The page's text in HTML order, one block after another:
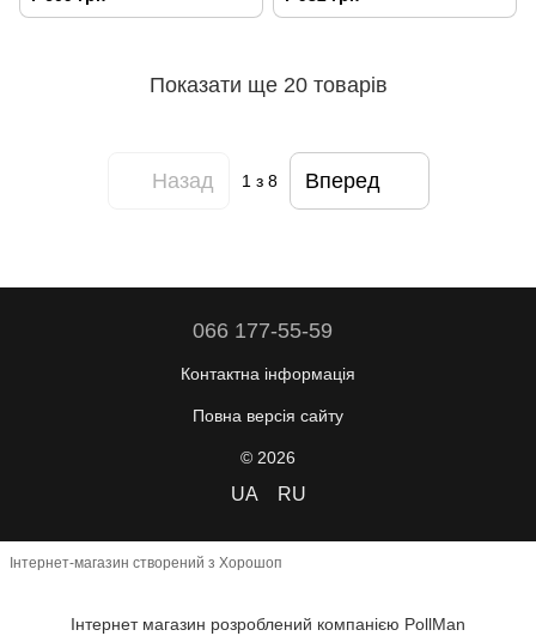
Показати ще 20 товарів
Назад 1з 8 Вперед
066 177-55-59
Контактна інформація
Повна версія сайту
© 2026
UA RU
Інтернет-магазин створений з Хорошоп
Інтернет магазин розроблений компанією PollMan